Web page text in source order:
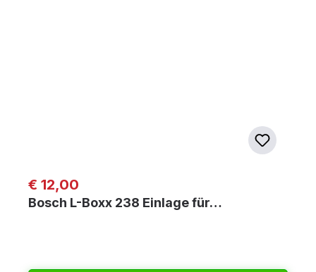
Regulärer Preis:
€ 12,00
Bosch L-Boxx 238 Einlage für…